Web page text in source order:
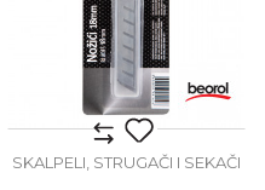
SKALPELI, STRUGAČI I SEKAČI